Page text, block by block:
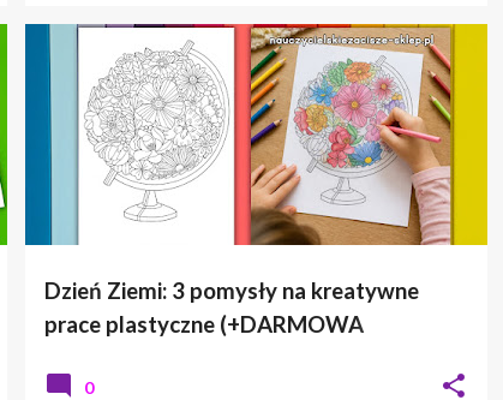
Dzień Ziemi: 3 pomysły na kreatywne
prace plastyczne (+DARMOWA
DZIEŃ ZIEMI PRACE PLASTYCZNE
0